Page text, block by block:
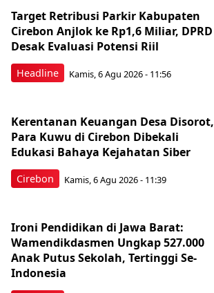
Headline
Target Retribusi Parkir Kabupaten
Cirebon Anjlok ke Rp1,6 Miliar, DPRD
Desak Evaluasi Potensi Riil
Kamis, 6 Agu 2026 - 11:56
Cirebon
Kerentanan Keuangan Desa Disorot,
Para Kuwu di Cirebon Dibekali
Edukasi Bahaya Kejahatan Siber
Kamis, 6 Agu 2026 - 11:39
Ironi Pendidikan di Jawa Barat:
Wamendikdasmen Ungkap 527.000
Anak Putus Sekolah, Tertinggi Se-
Indonesia